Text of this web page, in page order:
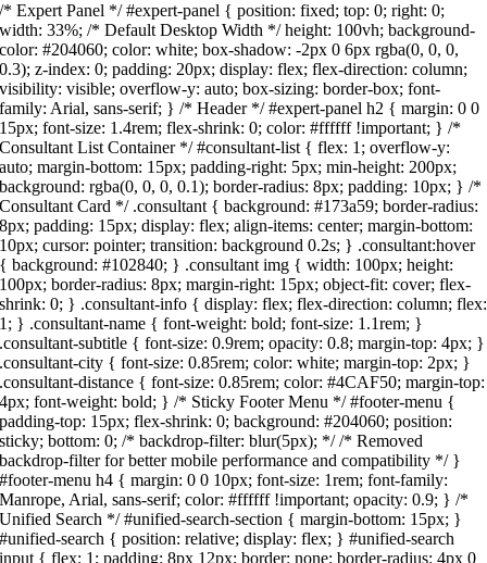
/* Expert Panel */ #expert-panel { position: fixed; top: 0; right: 0;
width: 33%; /* Default Desktop Width */ height: 100vh; background-
color: #204060; color: white; box-shadow: -2px 0 6px rgba(0, 0, 0,
0.3); z-index: 0; padding: 20px; display: flex; flex-direction: column;
visibility: visible; overflow-y: auto; box-sizing: border-box; font-
family: Arial, sans-serif; } /* Header */ #expert-panel h2 { margin: 0 0
15px; font-size: 1.4rem; flex-shrink: 0; color: #ffffff !important; } /*
Consultant List Container */ #consultant-list { flex: 1; overflow-y:
auto; margin-bottom: 15px; padding-right: 5px; min-height: 200px;
background: rgba(0, 0, 0, 0.1); border-radius: 8px; padding: 10px; } /*
Consultant Card */ .consultant { background: #173a59; border-radius:
8px; padding: 15px; display: flex; align-items: center; margin-bottom:
10px; cursor: pointer; transition: background 0.2s; } .consultant:hover
{ background: #102840; } .consultant img { width: 100px; height:
100px; border-radius: 8px; margin-right: 15px; object-fit: cover; flex-
shrink: 0; } .consultant-info { display: flex; flex-direction: column; flex:
1; } .consultant-name { font-weight: bold; font-size: 1.1rem; }
.consultant-subtitle { font-size: 0.9rem; opacity: 0.8; margin-top: 4px; }
.consultant-city { font-size: 0.85rem; color: white; margin-top: 2px; }
.consultant-distance { font-size: 0.85rem; color: #4CAF50; margin-top:
4px; font-weight: bold; } /* Sticky Footer Menu */ #footer-menu {
padding-top: 15px; flex-shrink: 0; background: #204060; position:
sticky; bottom: 0; /* backdrop-filter: blur(5px); */ /* Removed
backdrop-filter for better mobile performance and compatibility */ }
#footer-menu h4 { margin: 0 0 10px; font-size: 1rem; font-family:
Manrope, Arial, sans-serif; color: #ffffff !important; opacity: 0.9; } /*
Unified Search */ #unified-search-section { margin-bottom: 15px; }
#unified-search { position: relative; display: flex; } #unified-search
input { flex: 1; padding: 8px 12px; border: none; border-radius: 4px 0